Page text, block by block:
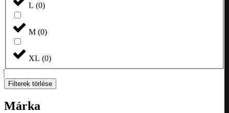
L (0)
M (0)
XL (0)
Filterek törlése
Márka